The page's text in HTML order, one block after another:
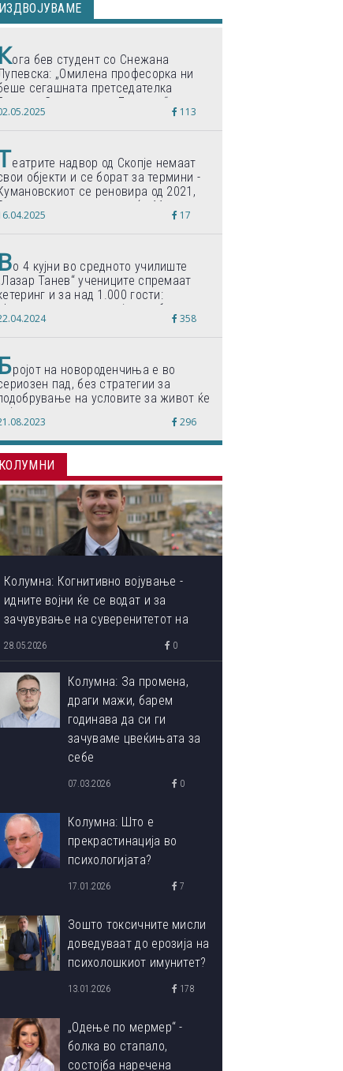
ИЗДВОЈУВАМЕ
Кога бев студент со Снежана
„Омилена професорка ни
сегашната претседателка
Сиљановска-Давкова“
113
еатрите надвор од Скопје немаат
објекти и се борат за термини -
се реновира од 2021,
се гради веќе 11 години
17
Во 4 кујни во средното училиште
Танев“ учениците спремаат
и за над 1.000 гости:
„Формиравме компанија и работиме
светски стандарди“
358
Бројот на новороденчиња е во
пад, без стратегии за
на условите за живот ќе
дојде до затворање на училишта,
експертите
296
КОЛУМНИ
Колумна: Когнитивно војување -
идните војни ќе се водат и за
зачувување на суверенитетот на
сопствениот ум
28.05.2026 0
Колумна: За промена,
драги мажи, барем
годинава да си ги
зачуваме цвеќињата за
себе
07.03.2026 0
Колумна: Што е
прекрастинација во
психологијата?
17.01.2026 7
Зошто токсичните мисли
доведуваат до ерозија на
психолошкиот имунитет?
13.01.2026 178
„Одење по мермер“ -
болка во стапало,
состојба наречена